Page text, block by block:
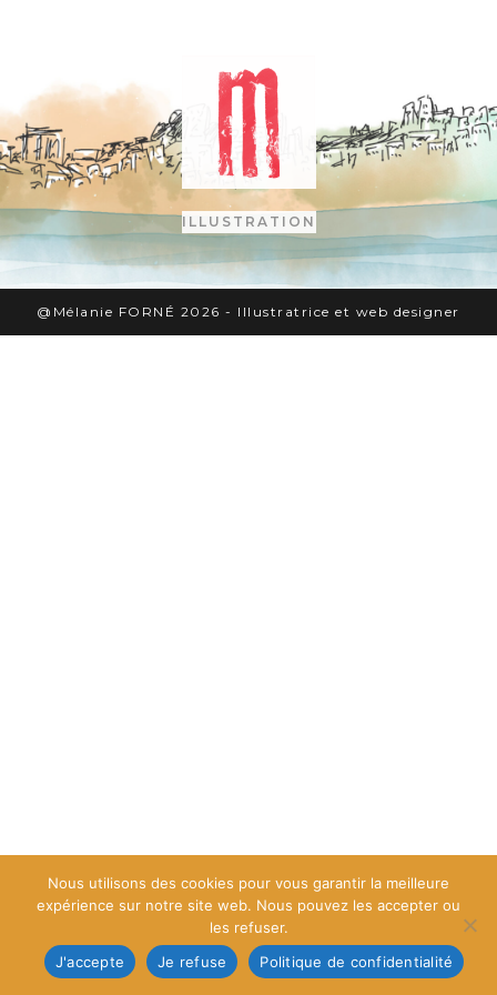
ILLUSTRATION
@Mélanie FORNÉ 2026 - Illustratrice et web designer
Nous utilisons des cookies pour vous garantir la meilleure
expérience sur notre site web. Nous pouvez les accepter ou
les refuser.
J'accepte
Je refuse Politique de confidentialité